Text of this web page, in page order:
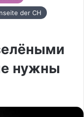
der CH
нужны